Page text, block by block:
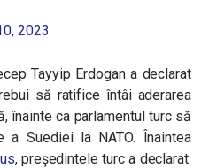
2023
Tayyip Erdogan a declarat
să ratifice întâi aderarea
înainte ca parlamentul turc să
a Suediei la NATO. Înaintea
, președintele turc a declarat: